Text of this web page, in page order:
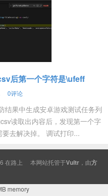
后第一个字符是\ufeff
0评论
结果中生成安卓游戏测试任务列
读取出内容后，发现第一个字
去解决掉。 调试打印...
在路上 本网站托管于Vultr ，由方
memory